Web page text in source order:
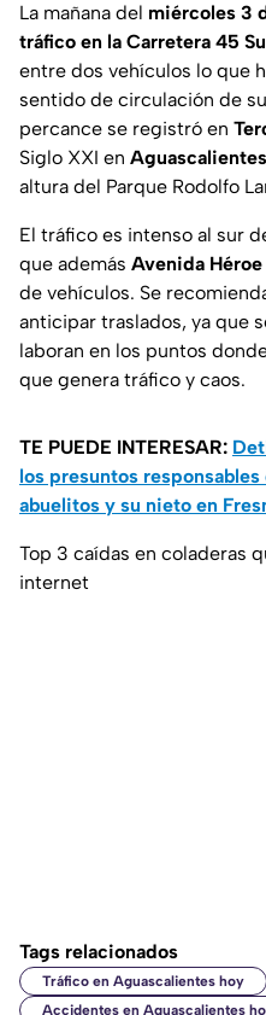
La mañana del miércoles 3
tráfico en la Carretera 45
entre dos vehículos lo que
sentido de circulación de
percance se registró en
Siglo XXI en Aguascalientes
altura del Parque Rodolfo
El tráfico es intenso al sur
que además Avenida
de vehículos. Se
anticipar traslados, ya que
laboran en los puntos
que genera tráfico y caos.
TE PUEDE INTERESAR:
los presuntos
abuelitos y su nieto en
Top 3 caídas en coladeras
internet
Tags relacionados
Tráfico en Aguascalientes hoy
Accidentes en Aguascalientes